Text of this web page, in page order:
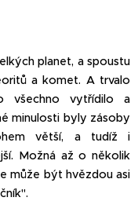
planet, a spoustu
a komet. A trvalo
všechno vytřídilo a
minulosti byly zásoby
větší, a tudíž i
Možná až o několik
může být hvězdou asi